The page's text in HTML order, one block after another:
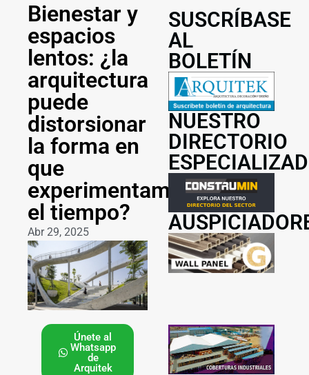
Bienestar y
espacios
lentos: ¿la
arquitectura
puede
distorsionar
la forma en
que
experimentamos
el tiempo?
Abr 29, 2025
Únete al
Whatsapp
de
Arquitek
SUSCRÍBASE
AL
BOLETÍN
NUESTRO
DIRECTORIO